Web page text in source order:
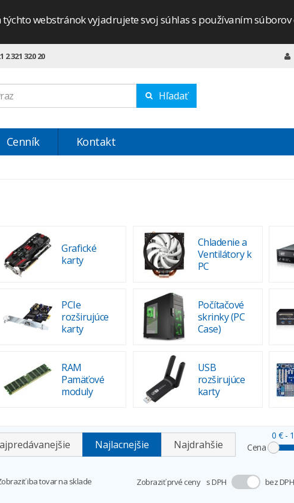
webstránok vyjadrujete svoj súhlas s používaním súborov
2 321 320 20
Hľadať
Cenník Kontakt
Grafické
karty
Chladenie a
Ventilátory k
PC
PCIe
rozširujúce
karty
Počítačové
skrinky (PC
Case)
RAM
Pamäťové
moduly
USB
rozširujúce
karty
Najlacnejšie Najdrahšie Cena
0 €-
iba tovar na sklade Zobraziť prvé ceny s DPH bez DPH